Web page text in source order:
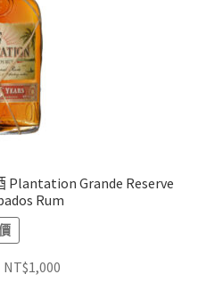
Plantation Grande Reserve
Rum
NT$1,000